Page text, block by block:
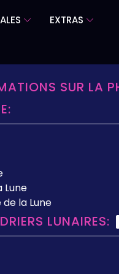
EXTRAS
SUR LA
Lune
la Lune
LUNAIRES: